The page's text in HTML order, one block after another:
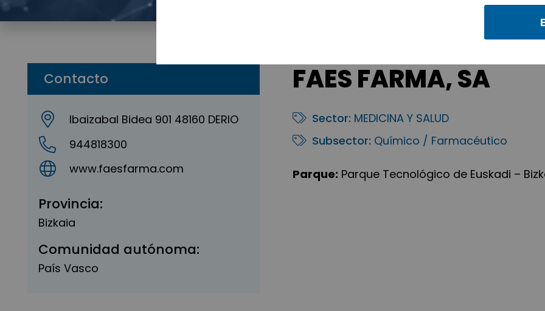
Contacto
Ibaizabal Bidea 901 48160 DERIO
944818300
www.faesfarma.com
Provincia:
Bizkaia
Comunidad autónoma:
País Vasco
FAES FARMA, SA
Sector: MEDICINA Y SALUD
Subsector: Químico / Farmacéutico
Parque: Parque Tecnológico de Euskadi –